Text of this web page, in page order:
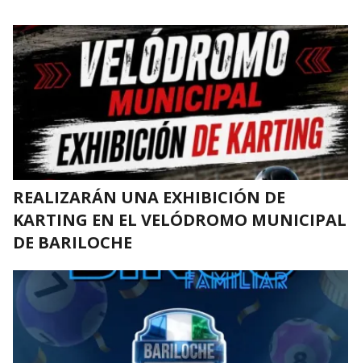
REALIZARÁN UNA EXHIBICIÓN DE
KARTING EN EL VELÓDROMO MUNICIPAL
DE BARILOCHE